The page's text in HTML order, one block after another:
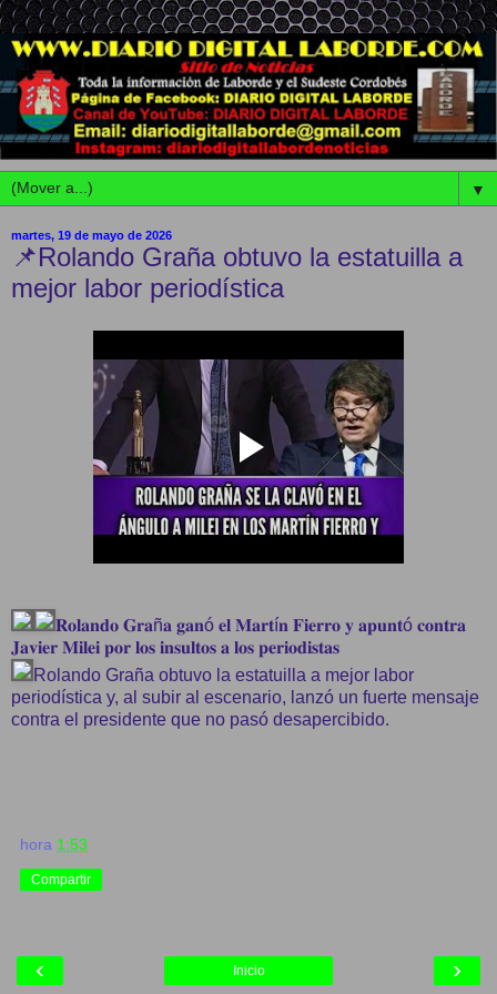
▼
martes, 19 de mayo de 2026
📌Rolando Graña obtuvo la estatuilla a
mejor labor periodística
𝐑𝐨𝐥𝐚𝐧𝐝𝐨 𝐆𝐫𝐚ñ𝐚 𝐠𝐚𝐧ó 𝐞𝐥 𝐌𝐚𝐫𝐭í𝐧 𝐅𝐢𝐞𝐫𝐫𝐨 𝐲 𝐚𝐩𝐮𝐧𝐭ó 𝐜𝐨𝐧𝐭𝐫𝐚
𝐉𝐚𝐯𝐢𝐞𝐫 𝐌𝐢𝐥𝐞𝐢 𝐩𝐨𝐫 𝐥𝐨𝐬 𝐢𝐧𝐬𝐮𝐥𝐭𝐨𝐬 𝐚 𝐥𝐨𝐬 𝐩𝐞𝐫𝐢𝐨𝐝𝐢𝐬𝐭𝐚𝐬
Rolando Graña obtuvo la estatuilla a mejor labor
periodística y, al subir al escenario, lanzó un fuerte mensaje
contra el presidente que no pasó desapercibido.
hora 1:53
Compartir
‹ ›
Inicio